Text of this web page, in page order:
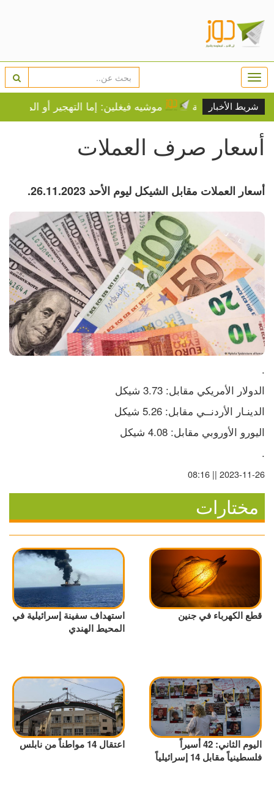
شريط الأخبار
عادية موشيه فيغلين: إما التهجير أو الموت
أسعار صرف العملات
أسعار العملات مقابل الشيكل ليوم الأحد 26.11.2023.
.
الدولار الأمريكي مقابل: 3.73 شيكل
الدينـار الأردنــي مقابل: 5.26 شيكل
اليورو الأوروبي مقابل: 4.08 شيكل
.
2023-11-26 || 08:16
مختارات
قطع الكهرباء في جنين
استهداف سفينة إسرائيلية في
المحيط الهندي
اليوم الثاني: 42 أسيراً
فلسطينياً مقابل 14 إسرائيلياً
اعتقال 14 مواطناً من نابلس